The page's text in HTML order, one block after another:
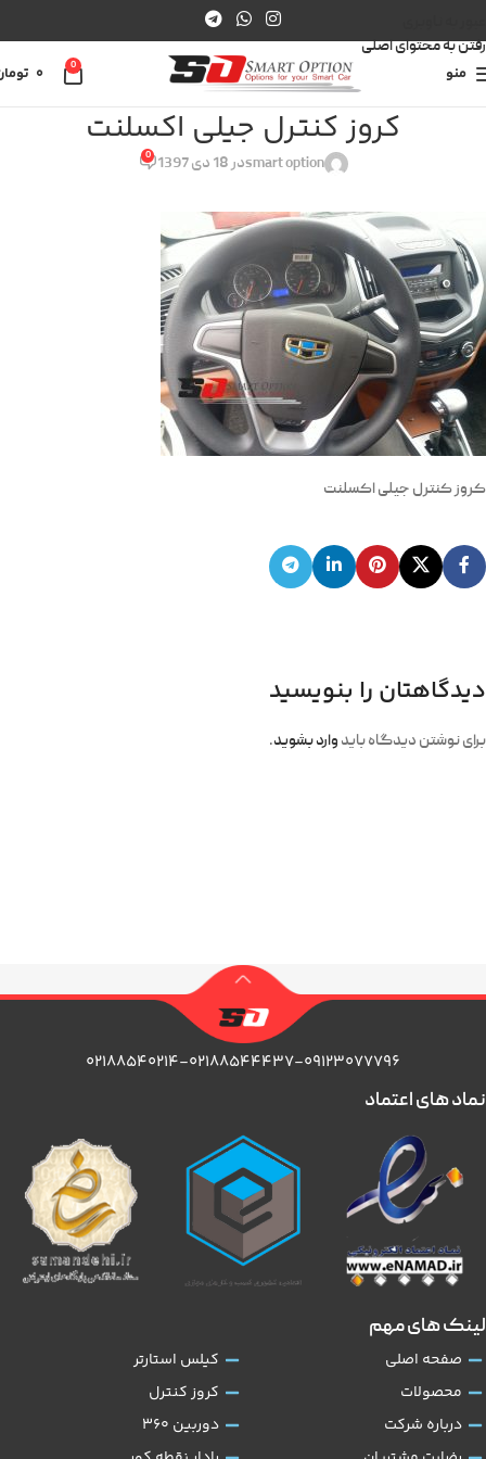
رفتن به محتوای اصلی
منو
0
کروز کنترل جیلی اکسلنت
smart optionدر 18 دی 1397 0
کروز کنترل جیلی اکسلنت
دیدگاهتان را بنویسید
برای نوشتن دیدگاه باید وارد بشوید.
۰۲۱۸۸۵۴۰۲۱۴-۰۲۱۸۸۵۴۴۴۳۷-۰۹۱۲۳۰۷۷۷۹۶
لینک های مهم
صفحه اصلی
محصولات
درباره شرکت
کیلس استارتر
کروز کنترل
دوربین 360
نماد های اعتماد